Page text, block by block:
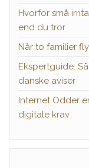
Hvorfor små
end du tror
Når to familier
Ekspertguide:
danske aviser
Internet Odder
digitale krav